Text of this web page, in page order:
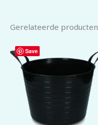
Gerelateerde producten
Save